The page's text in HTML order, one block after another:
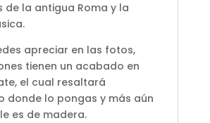
de la antigua Roma y la
apreciar en las fotos,
tienen un acabado en
el cual resaltará
donde lo pongas y más aún
es de madera.